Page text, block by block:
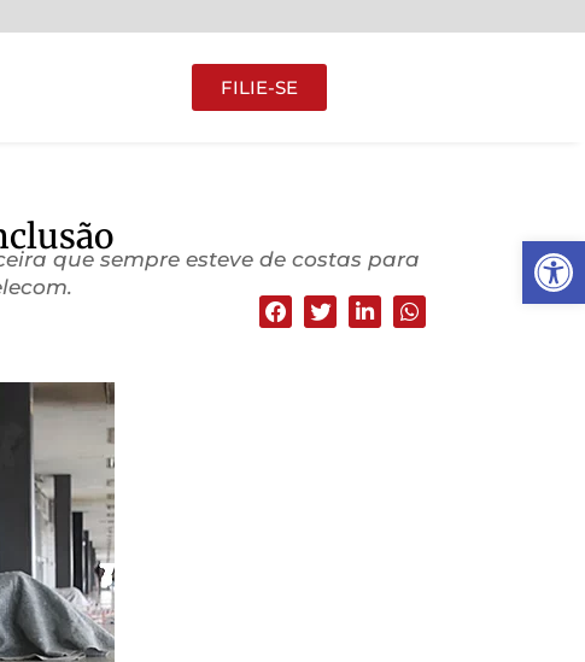
Abrir
FILIE-SE
que sempre esteve de costas para